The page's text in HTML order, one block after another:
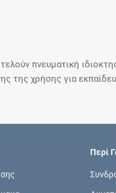
πνευματική
της χρήσης για
Περί